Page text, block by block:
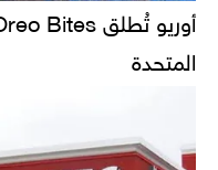
المتحدة